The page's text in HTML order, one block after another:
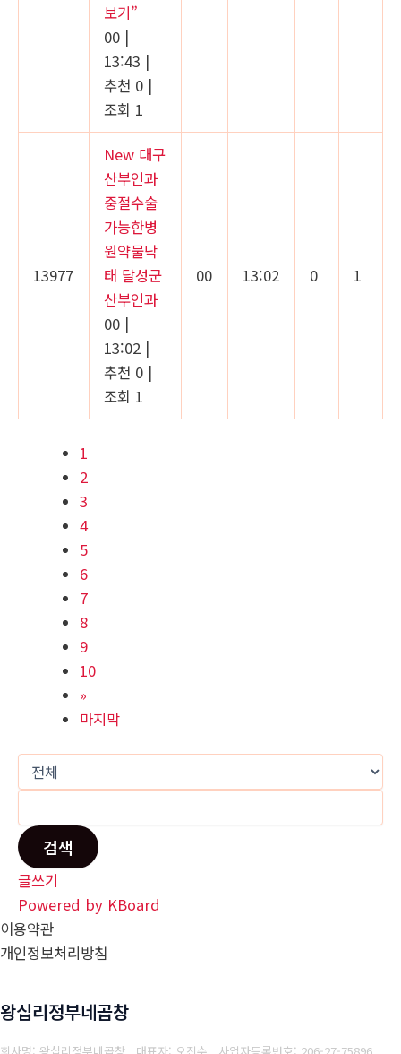
보기”
00 |
13:43 |
추천 0 |
조회 1
13977
New 대구
산부인과
중절수술
가능한병
원약물낙
태 달성군
산부인과
00 |
13:02 |
추천 0 |
조회 1
00 13:02 0 1
1
2
3
4
5
6
7
8
9
10
»
마지막
검색
글쓰기
Powered by KBoard
이용약관
개인정보처리방침
왕십리정부네곱창